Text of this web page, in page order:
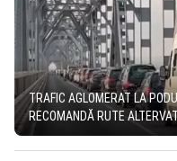
TRAFIC AGLOMERAT LA
RECOMANDĂ RUTE